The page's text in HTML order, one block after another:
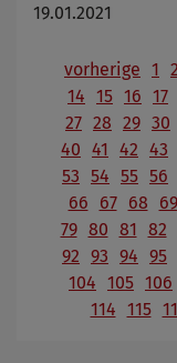
19.01.2021
vorherige 1 2
14 15 16 17
27 28 29 30
40 41 42 43
53 54 55 56
66
67 68 69
79 80 81 82
92 93 94 95
104 105 106
114 115